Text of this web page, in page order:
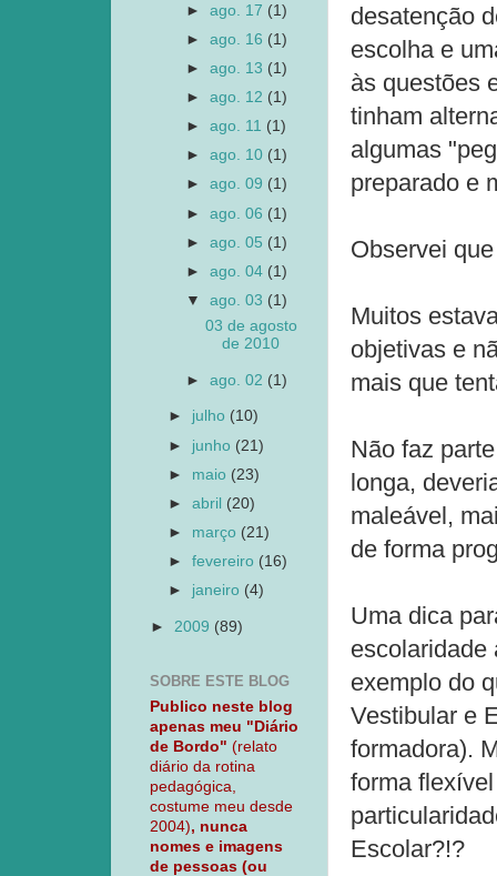
desatenção
escolha e
às questões
tinham
algumas
preparado e
Observei
Muitos
objetivas e
mais que
Não faz
longa,
maleável,
de forma
Uma dica
escolaridade
exemplo do
Vestibular e
formadora).
forma
Escolar?!?
►ago. 17 (1)
►ago. 16 (1)
►ago. 13 (1)
►ago. 12 (1)
►ago. 11 (1)
►ago. 10 (1)
►ago. 09 (1)
►ago. 06 (1)
►ago. 05 (1)
►ago. 04 (1)
▼ago. 03 (1)
03 de agosto
de 2010
►ago. 02 (1)
► julho (10)
► junho (21)
► maio (23)
►abril (20)
► março (21)
►fevereiro (16)
► janeiro (4)
► 2009 (89)
SOBRE ESTE BLOG
Publico neste blog
apenas meu "Diário
de Bordo" (relato
diário da rotina
pedagógica,
costume meu desde
2004), nunca
nomes e imagens
de pessoas (ou